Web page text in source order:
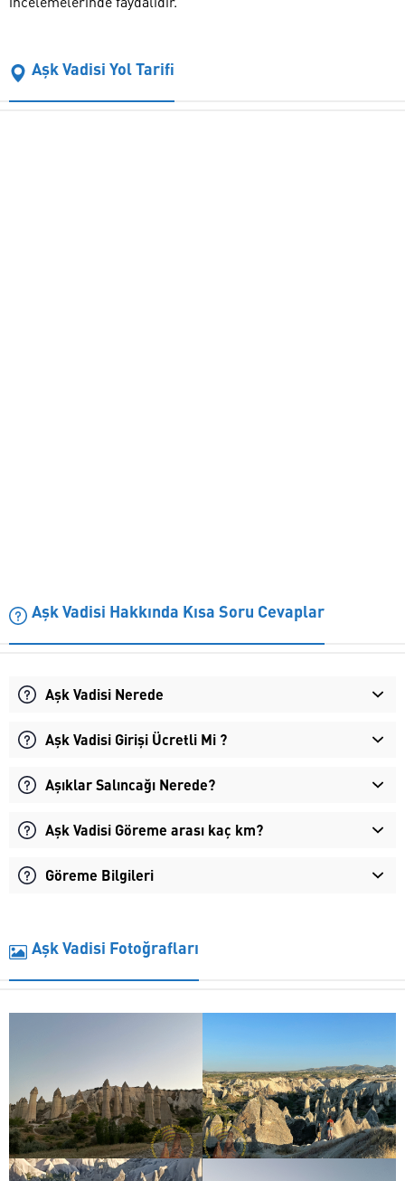
Aşk Vadisi Yol Tarifi
Aşk Vadisi Hakkında Kısa Soru Cevaplar
Aşk Vadisi Nerede
Aşk Vadisi Girişi Ücretli Mi ?
Aşıklar Salıncağı Nerede?
Aşk Vadisi Göreme arası kaç km?
Göreme Bilgileri
Aşk Vadisi Fotoğrafları